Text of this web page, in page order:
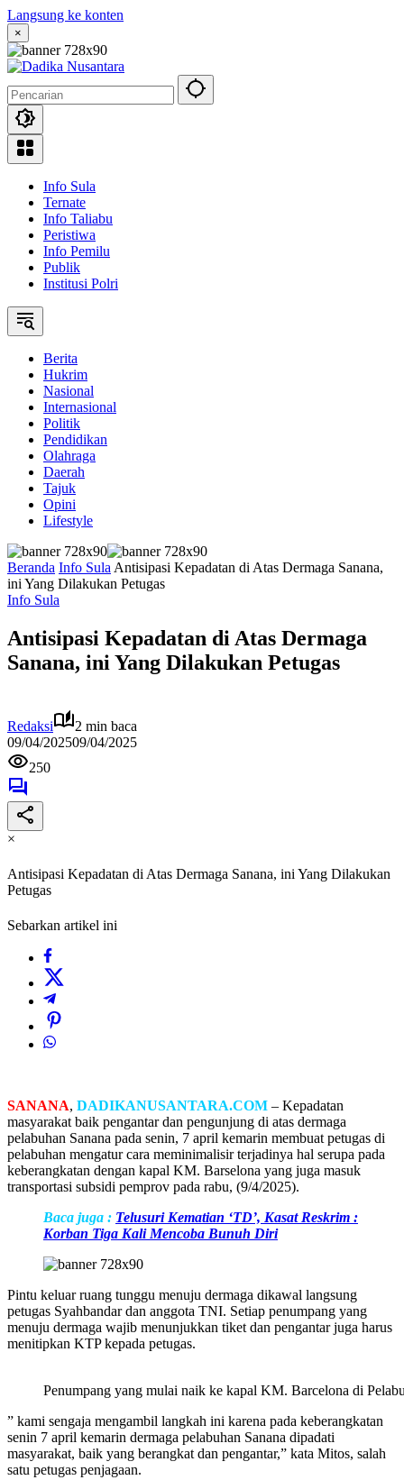
Langsung ke konten
×
Info Sula
Ternate
Info Taliabu
Peristiwa
Info Pemilu
Publik
Institusi Polri
Berita
Hukrim
Nasional
Internasional
Politik
Pendidikan
Olahraga
Daerah
Tajuk
Opini
Lifestyle
Beranda Info Sula Antisipasi Kepadatan di Atas Dermaga Sanana,
ini Yang Dilakukan Petugas
Info Sula
Antisipasi Kepadatan di Atas Dermaga
Sanana, ini Yang Dilakukan Petugas
Redaksi
2 min baca
09/04/202509/04/2025
250
×
Antisipasi Kepadatan di Atas Dermaga Sanana, ini Yang Dilakukan
Petugas
Sebarkan artikel ini
SANANA, DADIKANUSANTARA.COM – Kepadatan
masyarakat baik pengantar dan pengunjung di atas dermaga
pelabuhan Sanana pada senin, 7 april kemarin membuat petugas di
pelabuhan mengatur cara meminimalisir terjadinya hal serupa pada
keberangkatan dengan kapal KM. Barselona yang juga masuk
transportasi subsidi pemprov pada rabu, (9/4/2025).
Baca juga : Telusuri Kematian ‘TD’, Kasat Reskrim :
Korban Tiga Kali Mencoba Bunuh Diri
Pintu keluar ruang tunggu menuju dermaga dikawal langsung
petugas Syahbandar dan anggota TNI. Setiap penumpang yang
menuju dermaga wajib menunjukkan tiket dan pengantar juga harus
menitipkan KTP kepada petugas.
Penumpang yang mulai naik ke kapal KM. Barcelona di
” kami sengaja mengambil langkah ini karena pada keberangkatan
senin 7 april kemarin dermaga pelabuhan Sanana dipadati
masyarakat, baik yang berangkat dan pengantar,” kata Mitos, salah
satu petugas penjagaan.